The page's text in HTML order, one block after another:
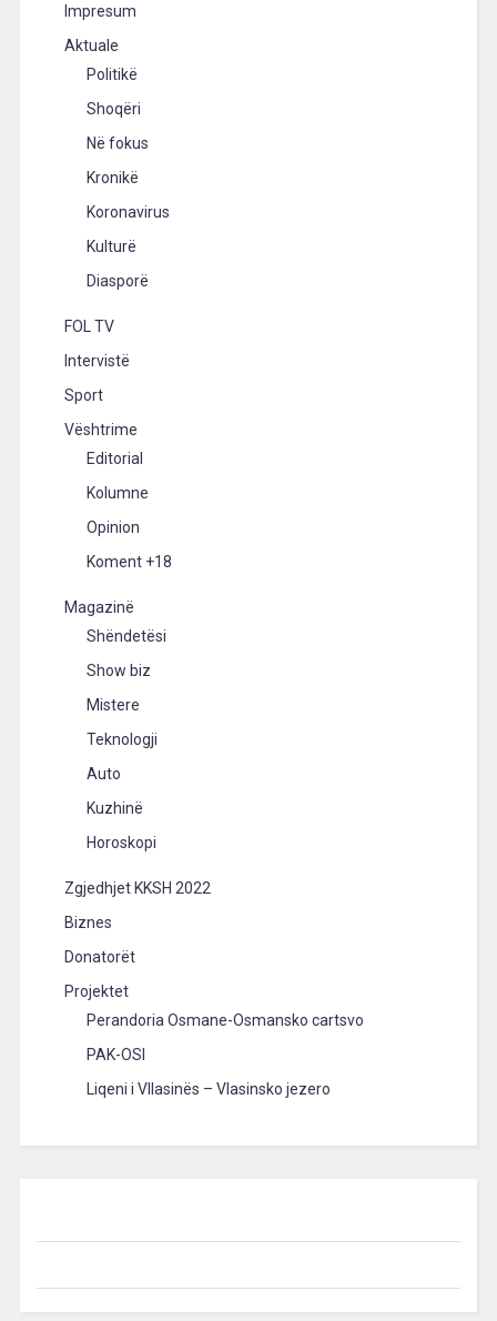
Impresum
Aktuale
Politikë
Shoqëri
Në fokus
Kronikë
Koronavirus
Kulturë
Diasporë
FOL TV
Intervistë
Sport
Vështrime
Editorial
Kolumne
Opinion
Koment +18
Magazinë
Shëndetësi
Show biz
Mistere
Teknologji
Auto
Kuzhinë
Horoskopi
Zgjedhjet KKSH 2022
Biznes
Donatorët
Projektet
Perandoria Osmane-Osmansko cartsvo
PAK-OSI
Liqeni i Vllasinës – Vlasinsko jezero